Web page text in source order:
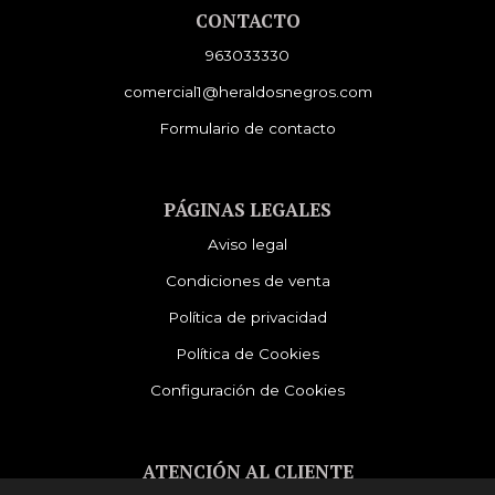
CONTACTO
963033330
comercial1@heraldosnegros.com
Formulario de contacto
PÁGINAS LEGALES
Aviso legal
Condiciones de venta
Política de privacidad
Política de Cookies
Configuración de Cookies
ATENCIÓN AL CLIENTE